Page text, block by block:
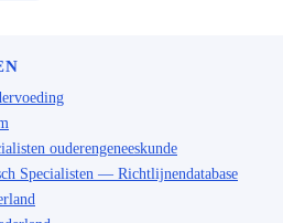
ouderengeneeskunde
Specialisten — Richtlijnendatabase